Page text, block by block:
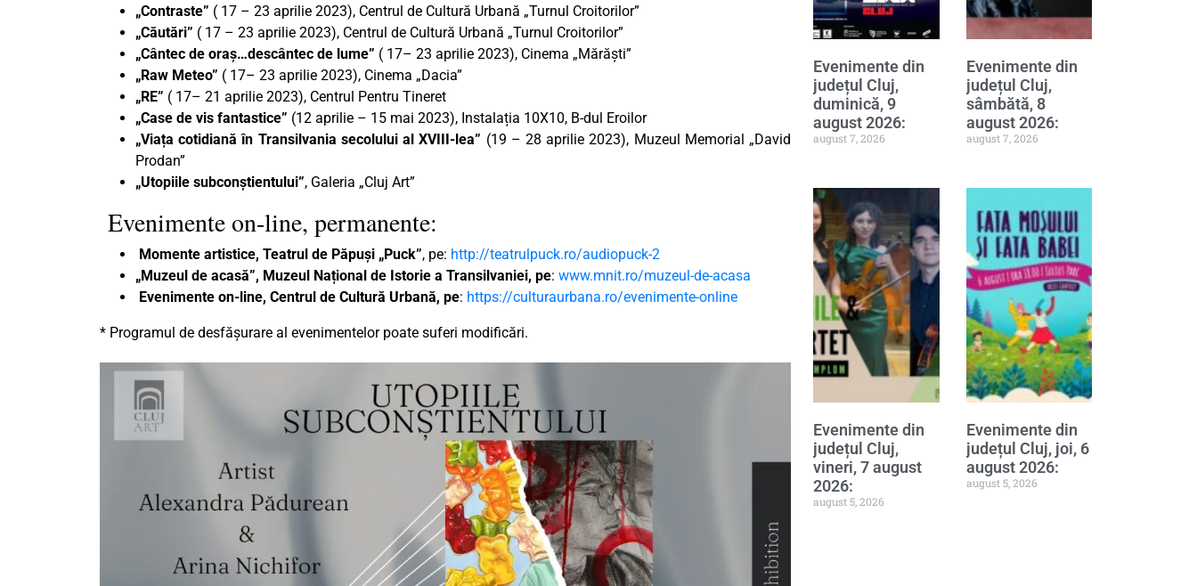
„Contraste” ( 17 – 23 aprilie 2023), Centrul de Cultură Urbană „Turnul Croitorilor”
„Căutări” ( 17 – 23 aprilie 2023), Centrul de Cultură Urbană „Turnul Croitorilor”
„Cântec de oraș…descântec de lume” ( 17– 23 aprilie 2023), Cinema „Mărăști”
„Raw Meteo” ( 17– 23 aprilie 2023), Cinema „Dacia”
„RE” ( 17– 21 aprilie 2023), Centrul Pentru Tineret
„Case de vis fantastice” (12 aprilie – 15 mai 2023), Instalația 10X10, B-dul Eroilor
„Viața cotidiană în Transilvania secolului al XVIII-lea” (19 – 28 aprilie 2023), Muzeul Memorial „David
Prodan”
„Utopiile subconștientului”, Galeria „Cluj Art”
Evenimente on-line, permanente:
Momente artistice, Teatrul de Păpuși „Puck”, pe: http://teatrulpuck.ro/audiopuck-2
„Muzeul de acasă”, Muzeul Național de Istorie a Transilvaniei, pe: www.mnit.ro/muzeul-de-acasa
Evenimente on-line, Centrul de Cultură Urbană, pe: https://culturaurbana.ro/evenimente-online
* Programul de desfășurare al evenimentelor poate suferi modificări.
Evenimente din
județul Cluj,
duminică, 9
august 2026:
august 7, 2026
Evenimente din
județul Cluj,
sâmbătă, 8
august 2026:
august 7, 2026
Evenimente din
județul Cluj,
vineri, 7 august
2026:
august 5, 2026
Evenimente din
județul Cluj, joi, 6
august 2026:
august 5, 2026